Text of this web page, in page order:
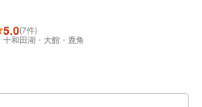
5.0(7件)
十和田湖・大館・鹿角